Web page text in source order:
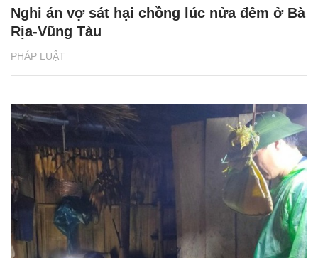
PHÁP LUẬT
Nghi án vợ sát hại chồng lúc nửa đêm ở Bà
Rịa-Vũng Tàu